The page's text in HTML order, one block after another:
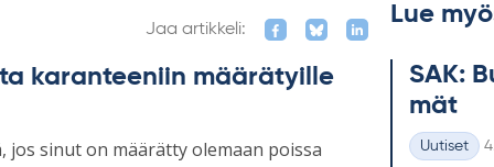
Jaa artikkeli:
karanteeniin määrätyille
sinut on määrätty olemaan poissa
Lue
SAK:
mät
Kategoriat
Uutiset